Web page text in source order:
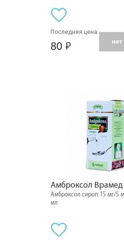
Последняя цена:
80
Амброксол Врамед
Амброксол сироп 15 мг/5
мл